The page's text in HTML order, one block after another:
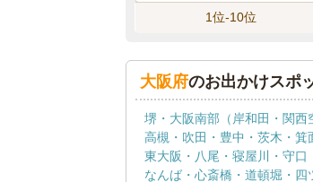
1位-10位
大阪府のお出かけスポ
堺・大阪南部（岸和田・関西
高槻・吹田・豊中・茨木・
東大阪・八尾・寝屋川・守口
なんば・心斎橋・道頓堀・四